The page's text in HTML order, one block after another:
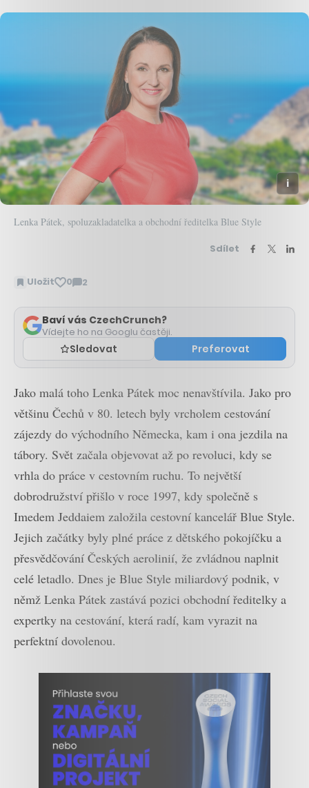
Lenka Pátek, spoluzakladatelka a obchodní ředitelka Blue Style
Sdílet
Uložit 0 2
Zobrazit
Baví vás CzechCrunch?
Vídejte ho na Googlu častěji.
Sledovat Preferovat
Jako malá toho Lenka Pátek moc nenavštívila. Jako pro
většinu Čechů v 80. letech byly vrcholem cestování
zájezdy do východního Německa, kam i ona jezdila na
tábory. Svět začala objevovat až po revoluci, kdy se
vrhla do práce v cestovním ruchu. To největší
dobrodružství přišlo v roce 1997, kdy společně s
Imedem Jeddaiem založila cestovní kancelář Blue Style.
Jejich začátky byly plné práce z dětského pokojíčku a
přesvědčování Českých aerolinií, že zvládnou naplnit
celé letadlo. Dnes je Blue Style miliardový podnik, v
němž Lenka Pátek zastává pozici obchodní ředitelky a
expertky na cestování, která radí, kam vyrazit na
perfektní dovolenou.